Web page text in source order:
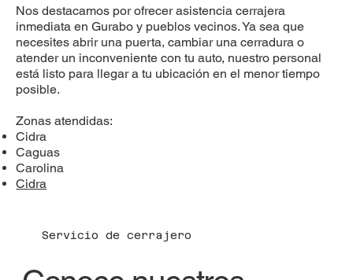
Nos destacamos por ofrecer asistencia cerrajera
inmediata en Gurabo y pueblos vecinos. Ya sea que
necesites abrir una puerta, cambiar una cerradura o
atender un inconveniente con tu auto, nuestro personal
está listo para llegar a tu ubicación en el menor tiempo
posible.
Zonas atendidas:
Cidra
Caguas
Carolina
Cidra
Servicio de cerrajero